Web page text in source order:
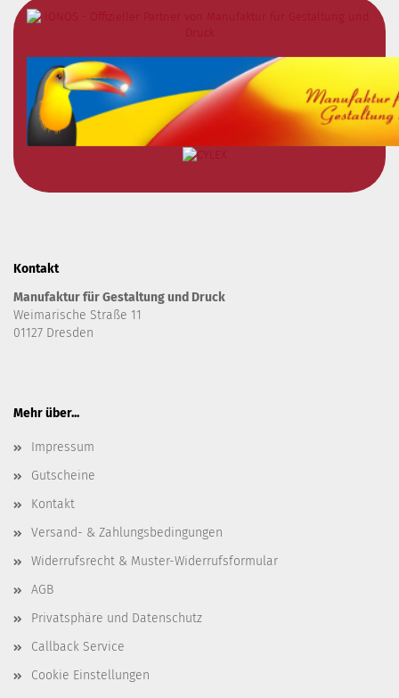
Kontakt
Manufaktur für Gestaltung und Druck
Weimarische Straße 11
01127 Dresden
Mehr über...
Impressum
Gutscheine
Kontakt
Versand- & Zahlungsbedingungen
Widerrufsrecht & Muster-Widerrufsformular
AGB
Privatsphäre und Datenschutz
Callback Service
Cookie Einstellungen